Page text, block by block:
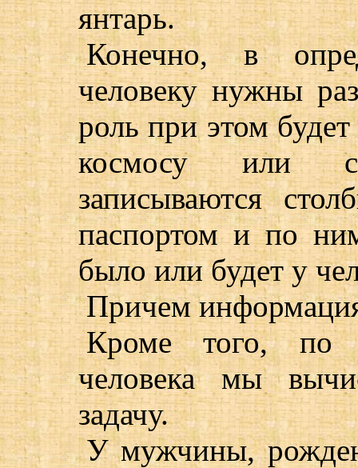
янтарь.
Конечно, в
человеку нужны
роль при этом
космосу или
записываются
паспортом и по
было или будет у
Причем
Кроме того, по
человека мы
задачу.
У мужчины,